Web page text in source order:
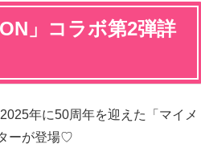
」コラボ第2弾詳
年に50周年を迎えた「マイメ
ーが登場♡